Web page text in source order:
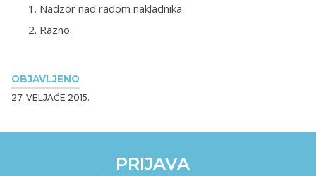
OBJAVLJENO
27. VELJAČE 2015.
Nadzor nad radom nakladnika
Razno
PRIJAVA